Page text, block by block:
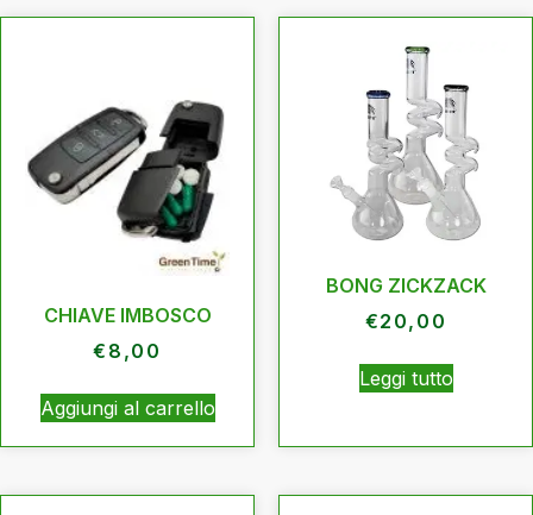
CHIAVE IMBOSCO
€ 8,00
Aggiungi al carrello
BONG ZICKZACK
€20,00
Leggi tutto